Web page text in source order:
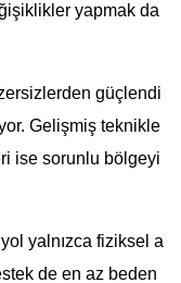
yapmak da
güçlendi
Gelişmiş teknikle
ise sorunlu bölgeyi
yalnızca fiziksel a
de en az beden